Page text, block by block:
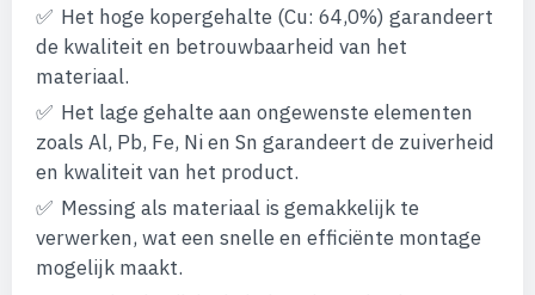
Het hoge kopergehalte (Cu: 64,0%) garandeert
de kwaliteit en betrouwbaarheid van het
materiaal.
Het lage gehalte aan ongewenste elementen
zoals Al, Pb, Fe, Ni en Sn garandeert de zuiverheid
en kwaliteit van het product.
Messing als materiaal is gemakkelijk te
verwerken, wat een snelle en efficiënte montage
mogelijk maakt.